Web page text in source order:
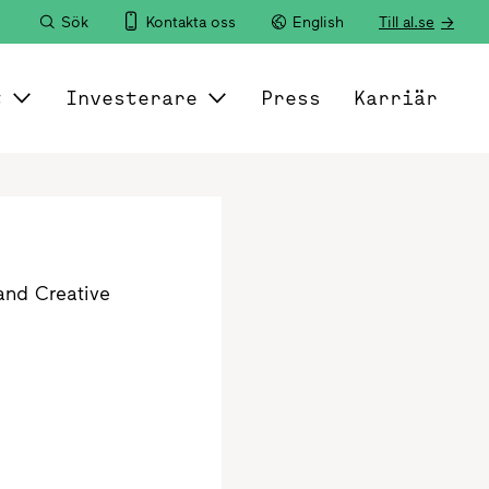
Sök Kontakta oss English Till al.se
Investerare Press Karriär
Creative